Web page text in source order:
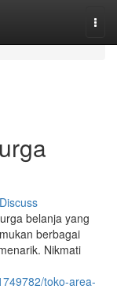
Discuss
belanja yang
berbagai
Nikmati
toko-area-